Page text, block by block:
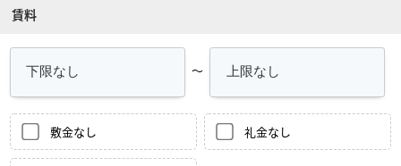
賃料
～
敷金なし 礼金なし